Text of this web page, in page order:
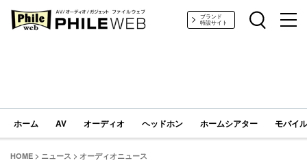
PHILE WEB｜AV/オーディオ/ガジェットブランド
特設サイト
ホーム AV オーディオ ヘッドホン ホームシアター モバイ
HOME > ニュース > オーディオニュース